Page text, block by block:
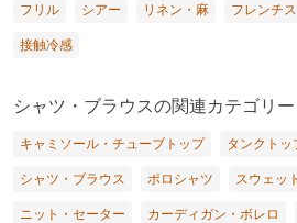
フリル シアー リネン・麻 フレンチ
接触冷感
シャツ・ブラウスの関連カテゴリー
キャミソール・チューブトップ タンクトッ
シャツ・ブラウス ポロシャツ スウェット
ニット・セーター カーディガン・ボレロ